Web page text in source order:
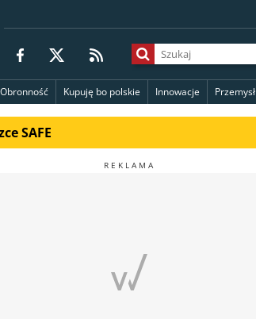
Obronność Kupuję bo polskie Innowacje Przemysł
SAFE